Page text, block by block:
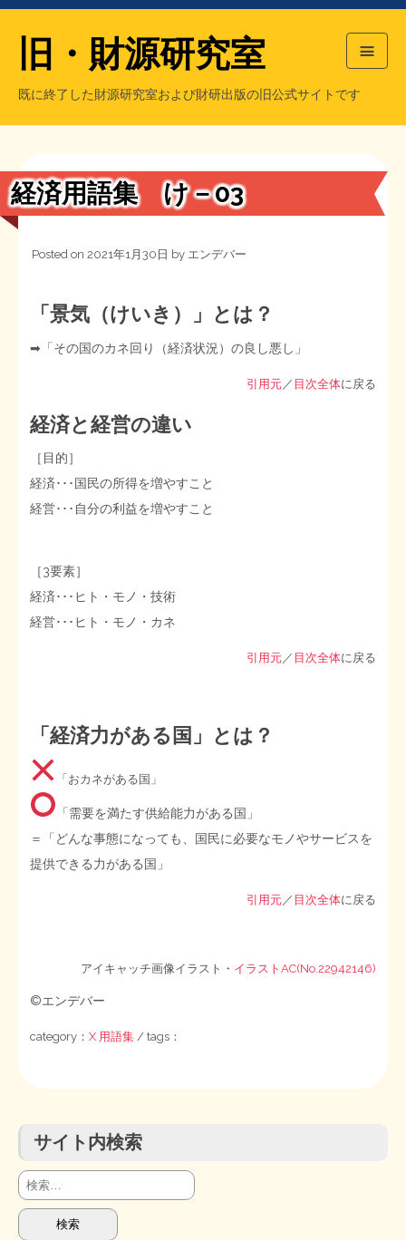
【国の、本当の】財源チラシ／旧・財源研究室
シン財源はあなたです／合同誌／旧・サブカル分室
もっと知りたい方へ
マネクリ戦士 RED & BLACK
たかの経世済民イラスト集
旧・財源研究室
既に終了した財源研究室および財研出版の旧公式サイトです
旧・財源研究室について
チラシ発行部数
会計報告
旧・財研出版について
会計報告
経済用語集 け－03
Posted on 2021年1月30日 by エンデバー
「景気（けいき）」とは？
➡︎「その国のカネ回り（経済状況）の良し悪し」
引用元／ 目次全体に戻る
経済と経営の違い
［目的］
経済･･･国民の所得を増やすこと
経営･･･自分の利益を増やすこと
［3要素］
経済･･･ヒト・モノ・技術
経営･･･ヒト・モノ・カネ
引用元／ 目次全体に戻る
「経済力がある国」とは？
「おカネがある国」
「需要を満たす供給能力がある国」
＝「どんな事態になっても、国民に必要なモノやサービスを
提供できる力がある国」
引用元／ 目次全体に戻る
アイキャッチ画像イラスト・ イラストAC(No.22942146)
©エンデバー
category：X 用語集 / tags：
サイト内検索
検
索: